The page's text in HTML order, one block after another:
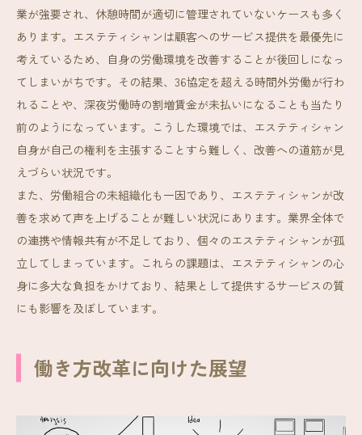
業が強要され、休憩時間が適切に管理されていないケースも多く
あります。エステティシャンは顧客へのサービス提供を最優先に
考えているため、自身の労働環境を改善することが後回しになっ
てしまいがちです。その結果、36協定を超える時間外労働が行わ
れることや、深夜労働時の割増賃金が未払いになることも当たり
前のようになっています。こうした環境では、エステティシャン
自身が自己の権利を主張することすら難しく、改善への道筋が見
えづらい状況です。
また、労働組合の未組織化も一因であり、エステティシャンが改
善を求めて声を上げることが難しい状況にあります。業界全体で
の連携や情報共有が不足しており、個々のエステティシャンが孤
立してしまっています。これらの課題は、エステティシャンの心
身に多大な負担をかけており、結果として提供するサービスの質
にも影響を及ぼしています。
働き方改革に向けた展望